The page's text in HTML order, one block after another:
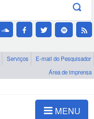
Serviços
E-mail do Pesquisador
Área de imprensa
MENU